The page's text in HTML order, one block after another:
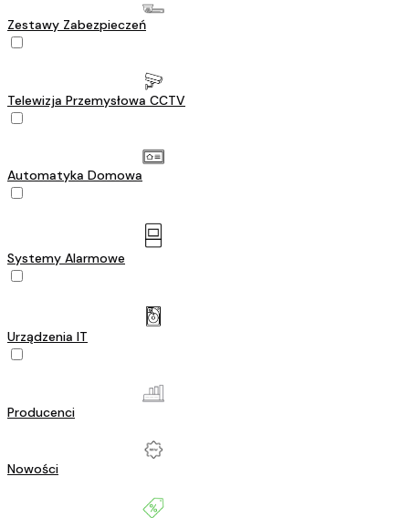
Zestawy Zabezpieczeń
Telewizja Przemysłowa CCTV
Automatyka Domowa
Systemy Alarmowe
Urządzenia IT
Producenci
Nowości